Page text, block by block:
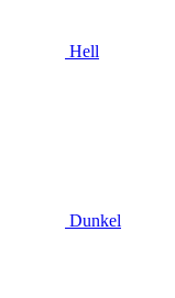
Hell
Dunkel